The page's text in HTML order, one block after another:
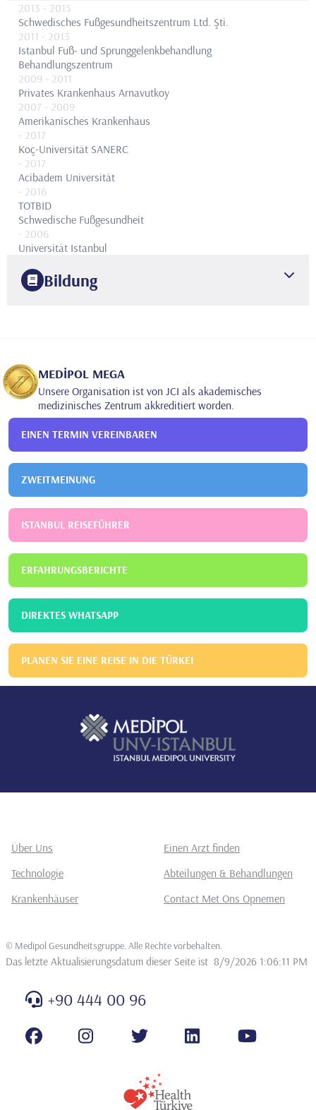
2013 - 2015
Schwedisches Fußgesundheitszentrum Ltd. Şti.
2011 - 2013
Istanbul Fuß- und Sprunggelenkbehandlung
Behandlungszentrum
2009 - 2011
Privates Krankenhaus Arnavutkoy
2007 - 2009
Amerikanisches Krankenhaus
- 2017
Koç-Universität SANERC
- 2017
Acibadem Universität
- 2016
TOTBID
Schwedische Fußgesundheit
- 2006
Universität Istanbul
Bildung
MEDİPOL MEGA
Unsere Organisation ist von JCI als akademisches
medizinisches Zentrum akkreditiert worden.
EINEN TERMIN VEREINBAREN
ZWEITMEINUNG
ISTANBUL REISEFÜHRER
ERFAHRUNGSBERICHTE
DIREKTES WHATSAPP
PLANEN SIE EINE REISE IN DIE TÜRKEI
Über Uns
Einen Arzt finden
Technologie
Abteilungen & Behandlungen
Krankenhäuser
Contact Met Ons Opnemen
© Medipol Gesundheitsgruppe. Alle Rechte vorbehalten
Das letzte Aktualisierungsdatum dieser Seite ist 8/9/2026 1:06:11 PM
+90 444 00 96